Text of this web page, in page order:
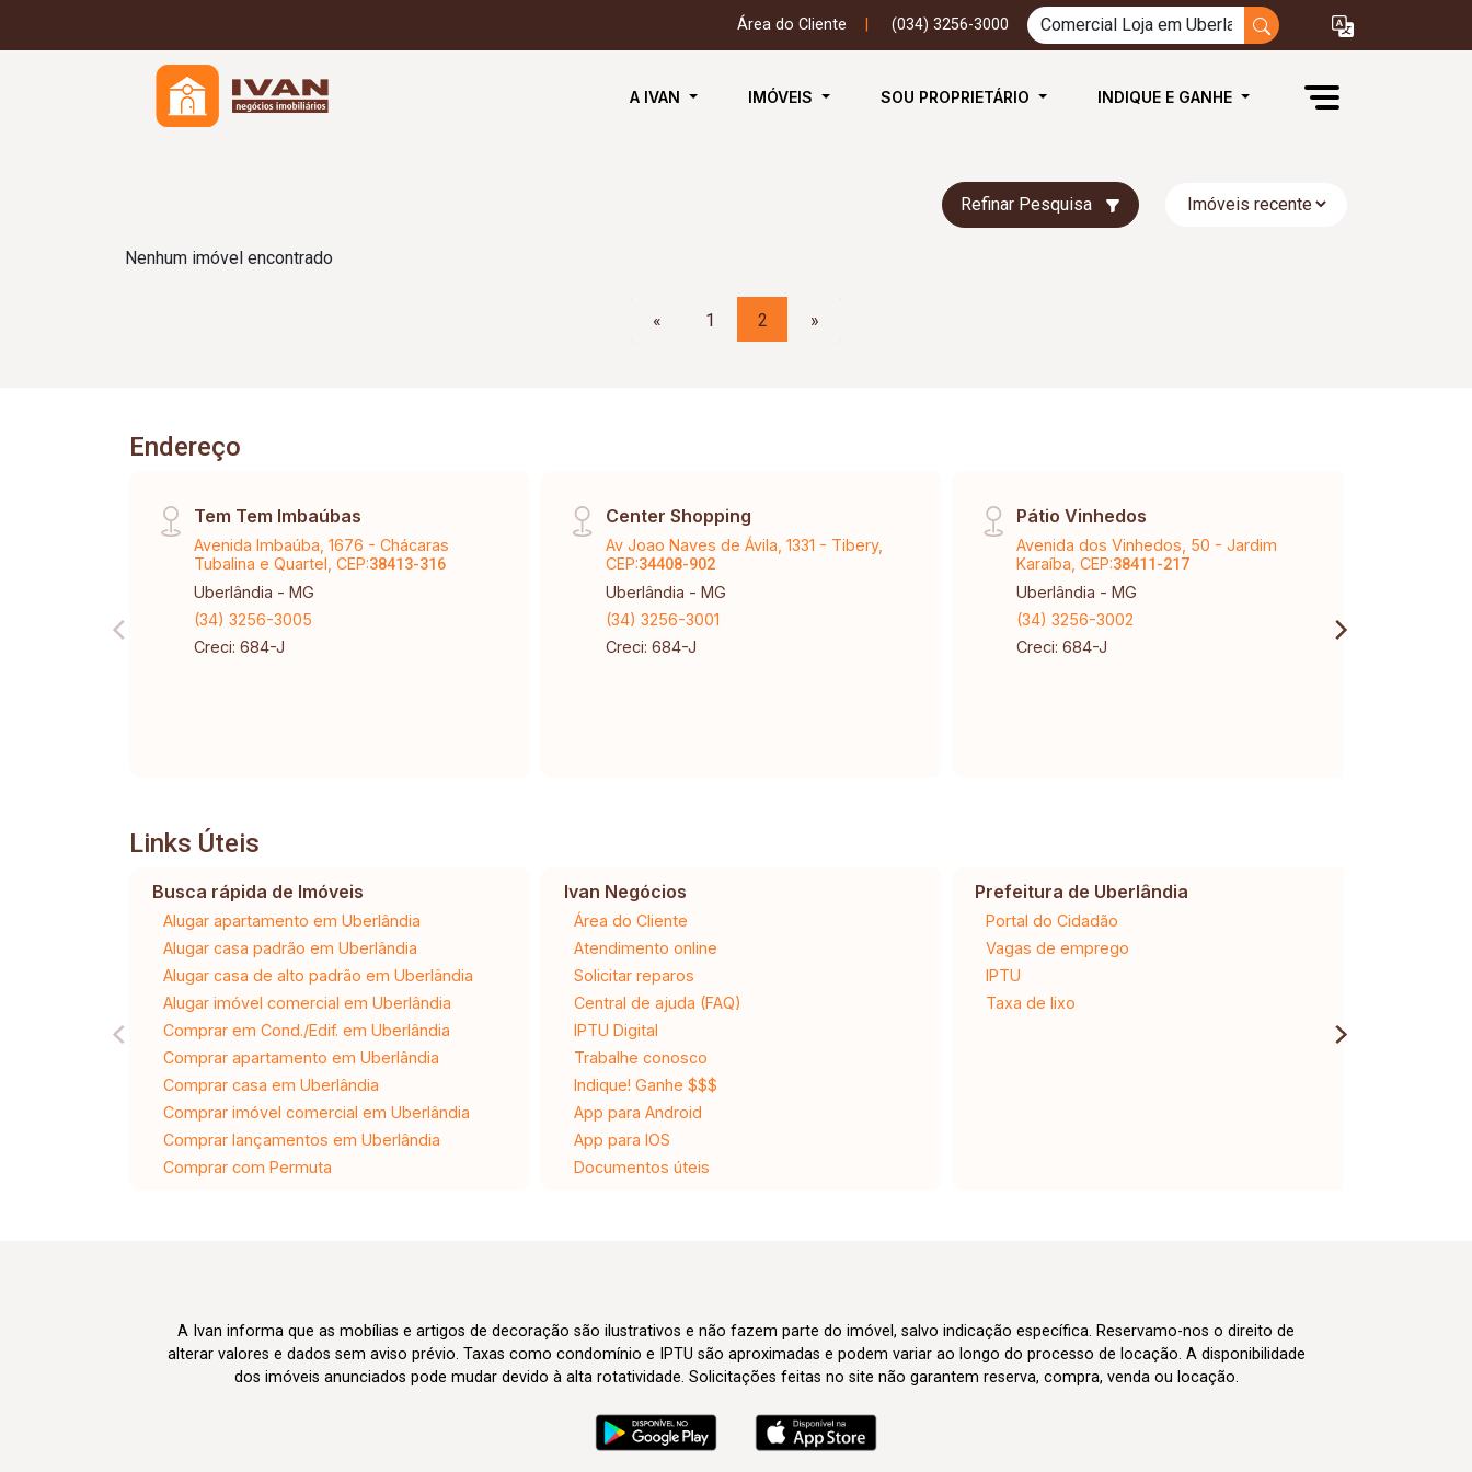
Área do Cliente (034) 3256-3000
A IVAN IMÓVEIS SOU PROPRIETÁRIO INDIQUE E GANHE
Refinar Pesquisa
Nenhum imóvel encontrado
« 1 2 »
Endereço
Tem Tem Imbaúbas
Avenida Imbaúba, 1676 - Chácaras
Tubalina e Quartel, CEP:38413-316
Uberlândia - MG
(34) 3256-3005
Creci: 684-J
Center Shopping
Av Joao Naves de Ávila, 1331 - Tibery,
CEP:34408-902
Uberlândia - MG
(34) 3256-3001
Creci: 684-J
Pátio Vinhedos
Avenida dos Vinhedos, 50 - Jardim
Karaíba, CEP:38411-217
Uberlândia - MG
(34) 3256-3002
Creci: 684-J
Links Úteis
Busca rápida de Imóveis
Alugar apartamento em Uberlândia
Alugar casa padrão em Uberlândia
Alugar casa de alto padrão em Uberlândia
Alugar imóvel comercial em Uberlândia
Comprar em Cond./Edif. em Uberlândia
Comprar apartamento em Uberlândia
Comprar casa em Uberlândia
Comprar imóvel comercial em Uberlândia
Comprar lançamentos em Uberlândia
Comprar com Permuta
Ivan Negócios
Área do Cliente
Atendimento online
Solicitar reparos
Central de ajuda (FAQ)
IPTU Digital
Trabalhe conosco
Indique! Ganhe $$$
App para Android
App para IOS
Documentos úteis
Prefeitura de Uberlândia
Portal do Cidadão
Vagas de emprego
IPTU
Taxa de lixo
A Ivan informa que as mobílias e artigos de decoração são ilustrativos e não fazem parte do imóvel, salvo indicação específica. Reservamo-nos o direito de
alterar valores e dados sem aviso prévio. Taxas como condomínio e IPTU são aproximadas e podem variar ao longo do processo de locação. A disponibilidade
dos imóveis anunciados pode mudar devido à alta rotatividade. Solicitações feitas no site não garantem reserva, compra, venda ou locação.